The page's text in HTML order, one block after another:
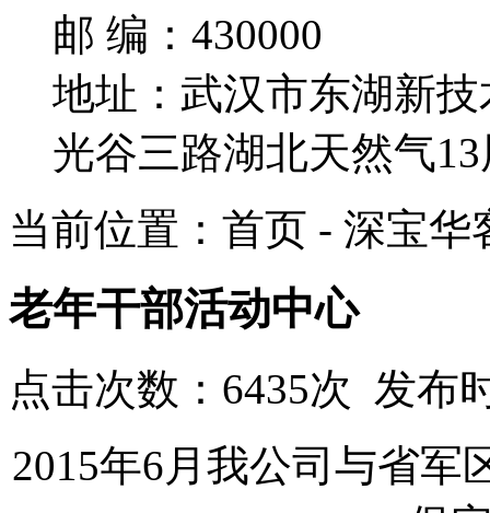
邮 编：430000
地址：武汉市东湖新
光谷三路湖北天然气13
当前位置：首页 - 深宝
老年干部活动中心
点击次数：6435次 发布
2015年6月我公司与省军